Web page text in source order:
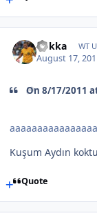
Rokka WT
August 17,
On 8/17/2011
Kuşum Aydın
Quote